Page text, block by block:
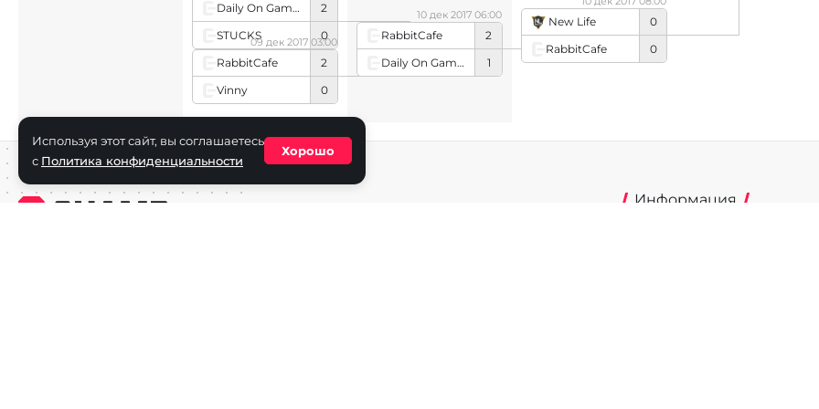
Daily On Games
2
STUCKS
0
RabbitCafe
2
Vinny
0
09 дек 2017 03:00 RabbitCafe
2
Daily On Games
1
10 дек 2017 06:00 New Life
0
RabbitCafe
0
Информация
Используя этот сайт, вы соглашаетесь
с Политика конфиденциальности
Хорошо